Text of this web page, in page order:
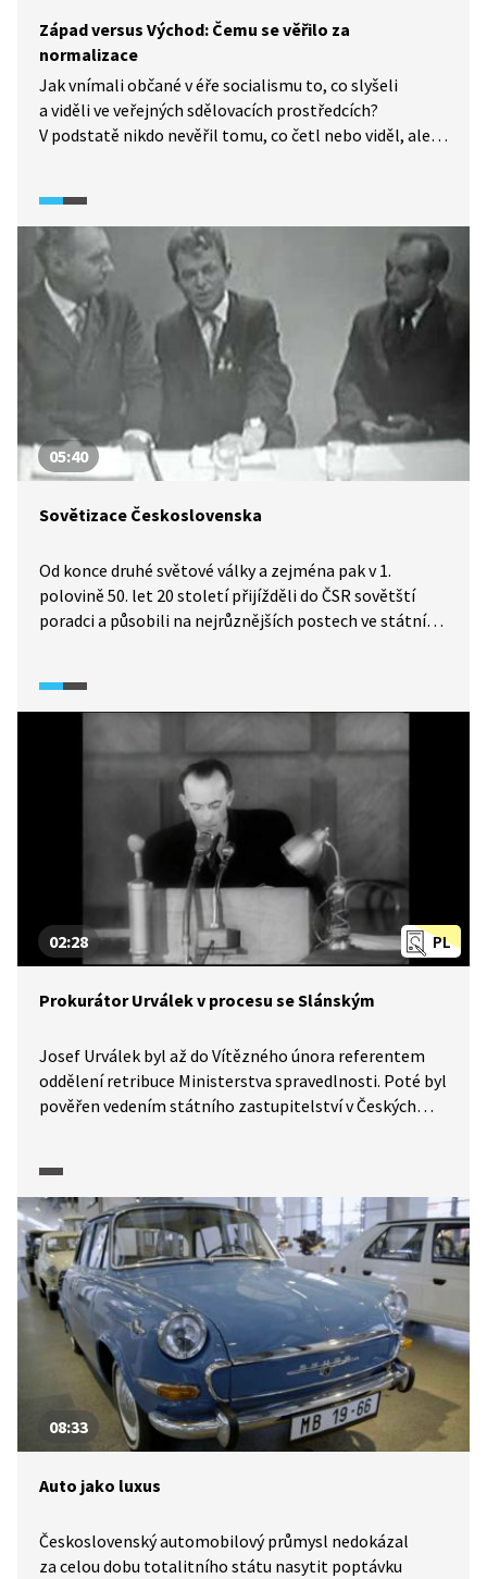
Západ versus Východ: Čemu se věřilo za
normalizace
Jak vnímali občané v éře socialismu to, co slyšeli
a viděli ve veřejných sdělovacích prostředcích?
V podstatě nikdo nevěřil tomu, co četl nebo viděl, ale
článkům o splněné pětiletce a sovětské budoucnosti,
kdy vše bude zdarma, ale stokrát opakovaná lež se
stává pravdou.
05:40
Sovětizace Československa
Od konce druhé světové války a zejména pak v 1.
polovině 50. let 20 století přijížděli do ČSR sovětští
poradci a působili na nejrůznějších postech ve státním
unifikace zemí sovětského bloku ve všech směrech.
Tito „špičkoví odborníci" zavádějící nové sovětské
způsoby v ekonomice ovšem způsobovali spíše
devastaci dosavadního systému než nějaký pokrok.
Výsledky byly katastrofální.
PL
02:28
Prokurátor Urválek v procesu se Slánským
Josef Urválek byl až do Vítězného února referentem
oddělení retribuce Ministerstva spravedlnosti. Poté byl
pověřen vedením státního zastupitelství v Českých
ke Státnímu soudu k procesům celostátního významu
(Milada Horáková, Rudolf Slánský). V politických
procesech na začátku 50. let hrál významnou roli
při zmaření mnoha životů. Na jaře 1968 byl podroben
kritice, ale odmítl přijmout jakoukoliv osobní
zodpovědnost za své počínání. V roce 1979 spáchal
sebevraždu. Poslechněte si jeho plamenný projev
během procesu s Rudolfem Slánským, ve kterém
figuroval coby hlavní žalobce.
08:33
Auto jako luxus
Československý automobilový průmysl nedokázal
za celou dobu totalitního státu nasytit poptávku